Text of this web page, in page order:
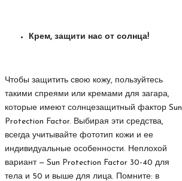
Крем, защити нас от солнца!
Чтобы защитить свою кожу, пользуйтесь
такими спреями или кремами для загара,
которые имеют солнцезащитный фактор Sun
Protection Factor. Выбирая эти средства,
всегда учитывайте фототип кожи и ее
индивидуальные особенности. Неплохой
вариант — Sun Protection Factor 30-40 для
тела и 50 и выше для лица. Помните: в